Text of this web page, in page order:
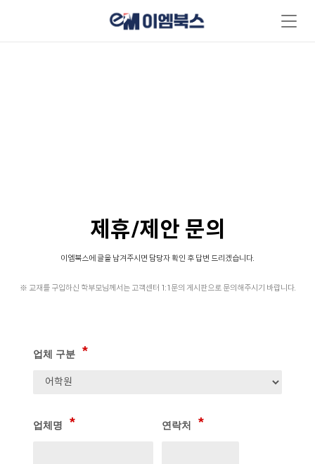
제휴/제안 문의
이엠북스에 글을 남겨주시면 담당자 확인 후 답변 드리겠습니다.
※ 교재를 구입하신 학부모님께서는 고객센터 1:1문의 게시판으로 문의해주시기 바랍니다.
업체 구분
업체명 연락처